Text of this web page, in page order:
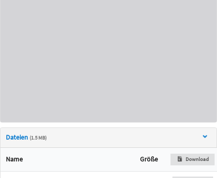
Dateien (1.5 MB)
Name Größe Download